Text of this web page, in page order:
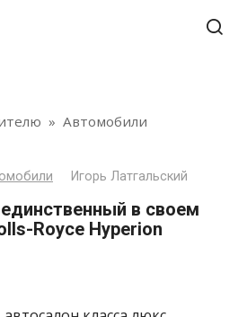
» Автомобили
Игорь Латгальский
в своем
Royce Hyperion